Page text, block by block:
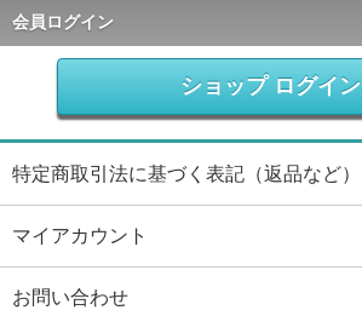
会員ログイン
ショップ ログイン
特定商取引法に基づく表記（返品など）
マイアカウント
お問い合わせ